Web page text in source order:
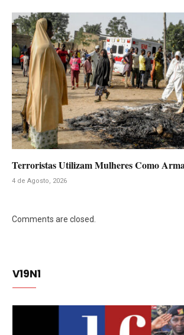
Terroristas Utilizam Mulheres Como
4 de Agosto, 2026
Comments are closed.
V19N1